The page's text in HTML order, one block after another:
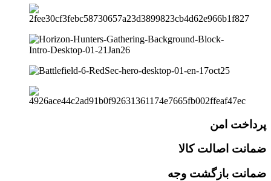
پرداخت امن
ضمانت اصالت کالا
ضمانت بازگشت وجه